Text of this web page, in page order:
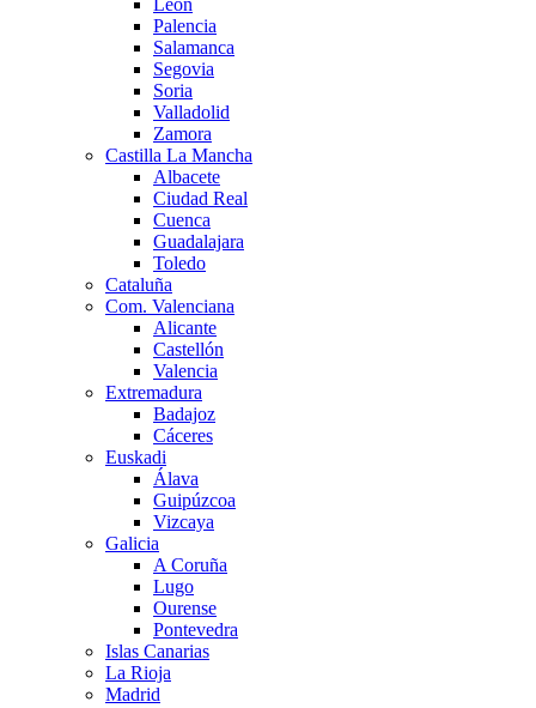
Palencia
Salamanca
Segovia
Soria
Valladolid
Zamora
Castilla La Mancha
Albacete
Ciudad Real
Cuenca
Guadalajara
Toledo
Cataluña
Com. Valenciana
Alicante
Castellón
Valencia
Extremadura
Badajoz
Cáceres
Euskadi
Álava
Guipúzcoa
Vizcaya
Galicia
A Coruña
Lugo
Ourense
Pontevedra
Islas Canarias
La Rioja
Madrid